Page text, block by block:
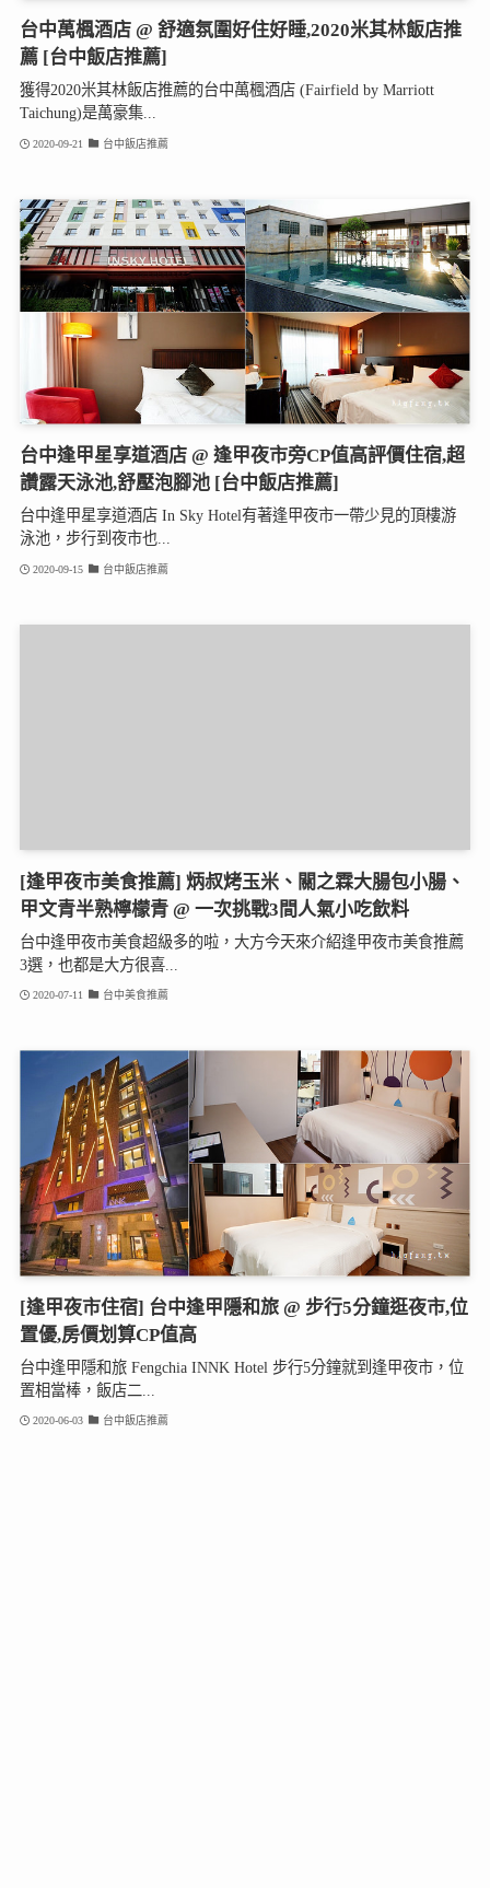
台中萬楓酒店 @ 舒適氛圍好住好睡,2020米其林飯店推
薦 [台中飯店推薦]
獲得2020米其林飯店推薦的台中萬楓酒店 (Fairfield by Marriott
Taichung)是萬豪集...
2020-09-21 台中飯店推薦
台中逢甲星享道酒店 @ 逢甲夜市旁CP值高評價住宿,超
讚露天泳池,舒壓泡腳池 [台中飯店推薦]
台中逢甲星享道酒店 In Sky Hotel有著逢甲夜市一帶少見的頂樓游
泳池，步行到夜市也...
2020-09-15 台中飯店推薦
[逢甲夜市美食推薦] 炳叔烤玉米、關之霖大腸包小腸、
甲文青半熟檸檬青 @ 一次挑戰3間人氣小吃飲料
台中逢甲夜市美食超級多的啦，大方今天來介紹逢甲夜市美食推薦
3選，也都是大方很喜...
2020-07-11 台中美食推薦
[逢甲夜市住宿] 台中逢甲隱和旅 @ 步行5分鐘逛夜市,位
置優,房價划算CP值高
台中逢甲隱和旅 Fengchia INNK Hotel 步行5分鐘就到逢甲夜市，位
置相當棒，飯店二...
2020-06-03 台中飯店推薦